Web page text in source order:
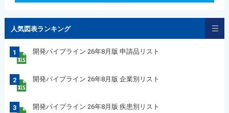
人気図表ランキング
1 開発パイプライン 26年8月版 申請品リスト
2 開発パイプライン 26年8月版 企業別リスト
3 開発パイプライン 26年8月版 疾患別リスト